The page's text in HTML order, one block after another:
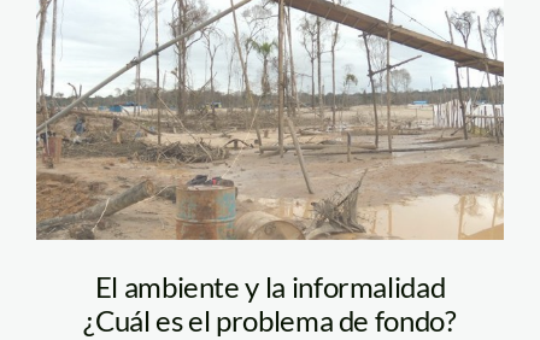
informal_madre de
dios_ecoamazonia
El ambiente y la informalidad
¿Cuál es el problema de fondo?